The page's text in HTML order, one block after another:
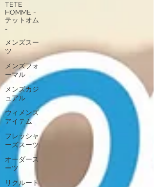
TETE
HOMME -
テットオム
-
メンズスー
ツ
メンズフォ
ーマル
メンズカジ
ュアル
ウィメンズ
アイテム
フレッシャ
ーズスーツ
オーダース
ーツ
リクルート